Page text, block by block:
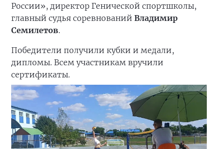
России», директор Генической спортшколы,
главный судья соревнований Владимир
Семилетов.
Победители получили кубки и медали,
дипломы. Всем участникам вручили
сертификаты.